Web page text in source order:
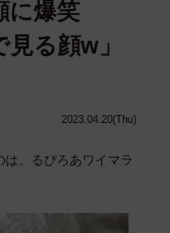
2023.04.20(Thu)
に爆笑
る顔w」
は、るぴろあワイマラ